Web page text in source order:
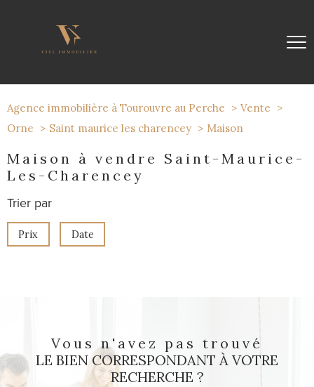
Agence immobilière à Tourouvre au Perche
Vente
Orne
Saint maurice les charencey Maison
Maison à vendre Saint-Maurice-
Les-Charencey
Trier par
Prix Date
Vous n'avez pas trouvé
LE BIEN CORRESPONDANT À VOTRE
RECHERCHE ?